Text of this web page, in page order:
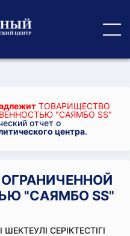
ТОВАРИЩЕСТВО
"САЯМБО SS"
отчет о
центра.
"САЯМБО SS"
СЕРІКТЕСТІГІ